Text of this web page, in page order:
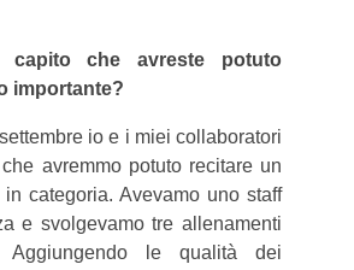
capito che avreste potuto
importante?
io e i miei collaboratori
avremmo potuto recitare un
categoria. Avevamo uno staff
e svolgevamo tre allenamenti
Aggiungendo le qualità dei